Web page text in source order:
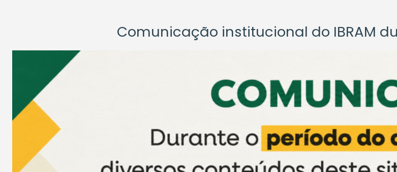
Comunicação institucional do IBRAM